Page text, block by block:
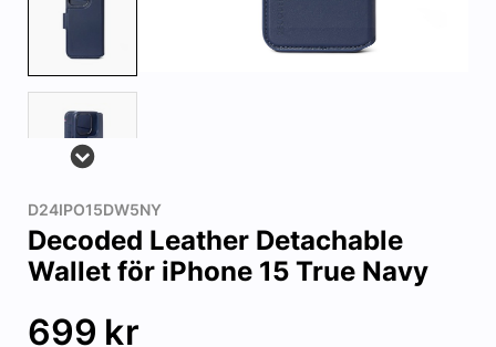
D24IPO15DW5NY
Decoded Leather Detachable
Wallet för iPhone 15 True Navy
699 kr